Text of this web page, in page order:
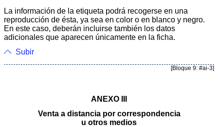
La información de la etiqueta podrá recogerse en una
reproducción de ésta, ya sea en color o en blanco y negro.
En este caso, deberán incluirse también los datos
adicionales que aparecen únicamente en la ficha.
Subir
[Bloque 9: #ai-3]
ANEXO III
Venta a distancia por correspondencia
u otros medios